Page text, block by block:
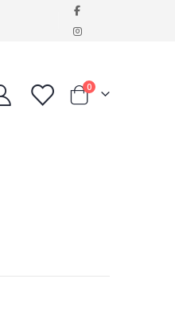
Kosár
0tételeket